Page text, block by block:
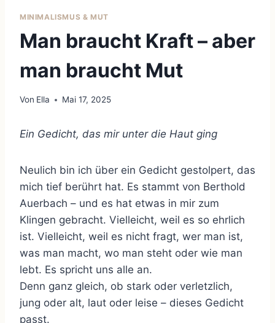
MINIMALISMUS & MUT
Man braucht Kraft – aber
man braucht Mut
Von Ella Mai 17, 2025
Ein Gedicht, das mir unter die Haut ging
Neulich bin ich über ein Gedicht gestolpert, das
mich tief berührt hat. Es stammt von Berthold
Auerbach – und es hat etwas in mir zum
Klingen gebracht. Vielleicht, weil es so ehrlich
ist. Vielleicht, weil es nicht fragt, wer man ist,
was man macht, wo man steht oder wie man
lebt. Es spricht uns alle an.
Denn ganz gleich, ob stark oder verletzlich,
jung oder alt, laut oder leise – dieses Gedicht
passt.